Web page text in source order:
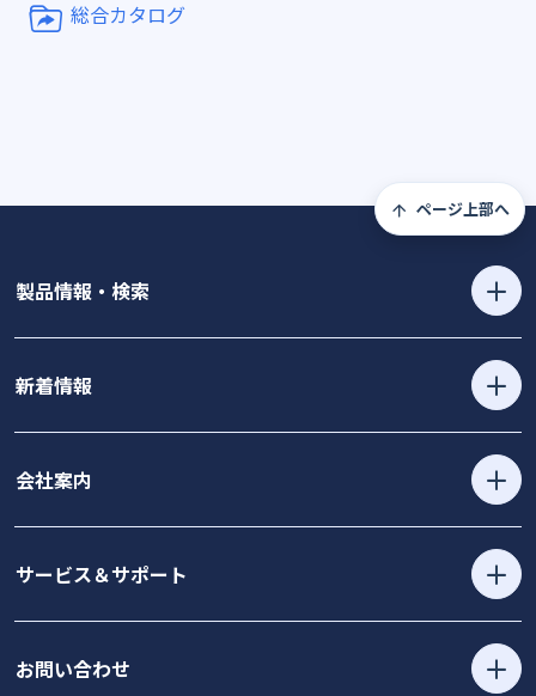
総合カタログ
ページ上部へ
製品情報・検索
新着情報
会社案内
サービス＆サポート
お問い合わせ